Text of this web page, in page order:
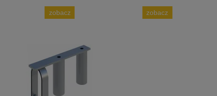
zobacz zobacz